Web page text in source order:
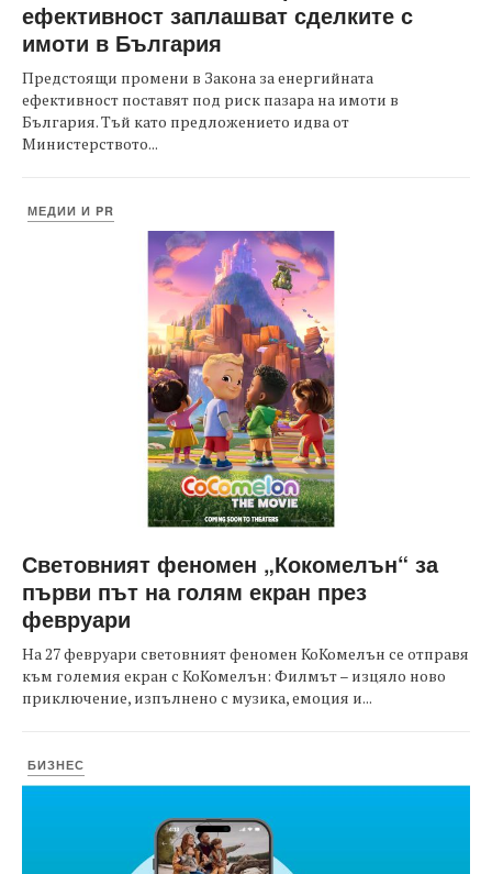
ефективност заплашват сделките с
имоти в България
Предстоящи промени в Закона за енергийната
ефективност поставят под риск пазара на имоти в
България. Тъй като предложението идва от
Министерството...
МЕДИИ И PR
Световният феномен „Кокомелън“ за
първи път на голям екран през
февруари
На 27 февруари световният феномен КоКомелън се отправя
към големия екран с КоКомелън: Филмът – изцяло ново
приключение, изпълнено с музика, емоция и...
БИЗНЕС